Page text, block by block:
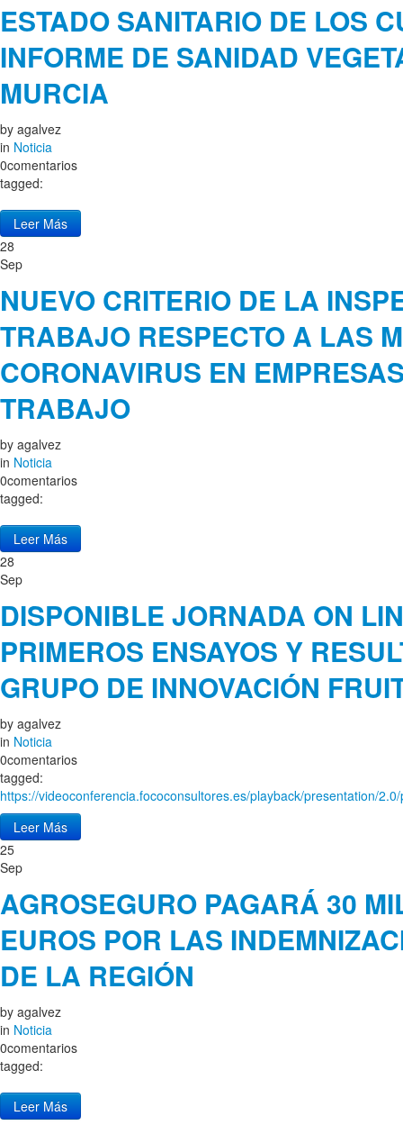
ESTADO SANITARIO DE LOS
INFORME DE SANIDAD
MURCIA
by agalvez
in Noticia
0comentarios
tagged:
Leer Más
28
Sep
NUEVO CRITERIO DE LA
TRABAJO RESPECTO A LAS
CORONAVIRUS EN
TRABAJO
by agalvez
in Noticia
0comentarios
tagged:
Leer Más
28
Sep
DISPONIBLE JORNADA ON
PRIMEROS ENSAYOS Y
GRUPO DE INNOVACIÓN
by agalvez
in Noticia
0comentarios
tagged:
https://videoconferencia.fococonsultores.es/playback/presentation/
Leer Más
25
Sep
AGROSEGURO PAGARÁ 30
EUROS POR LAS
DE LA REGIÓN
by agalvez
in Noticia
0comentarios
tagged:
Leer Más